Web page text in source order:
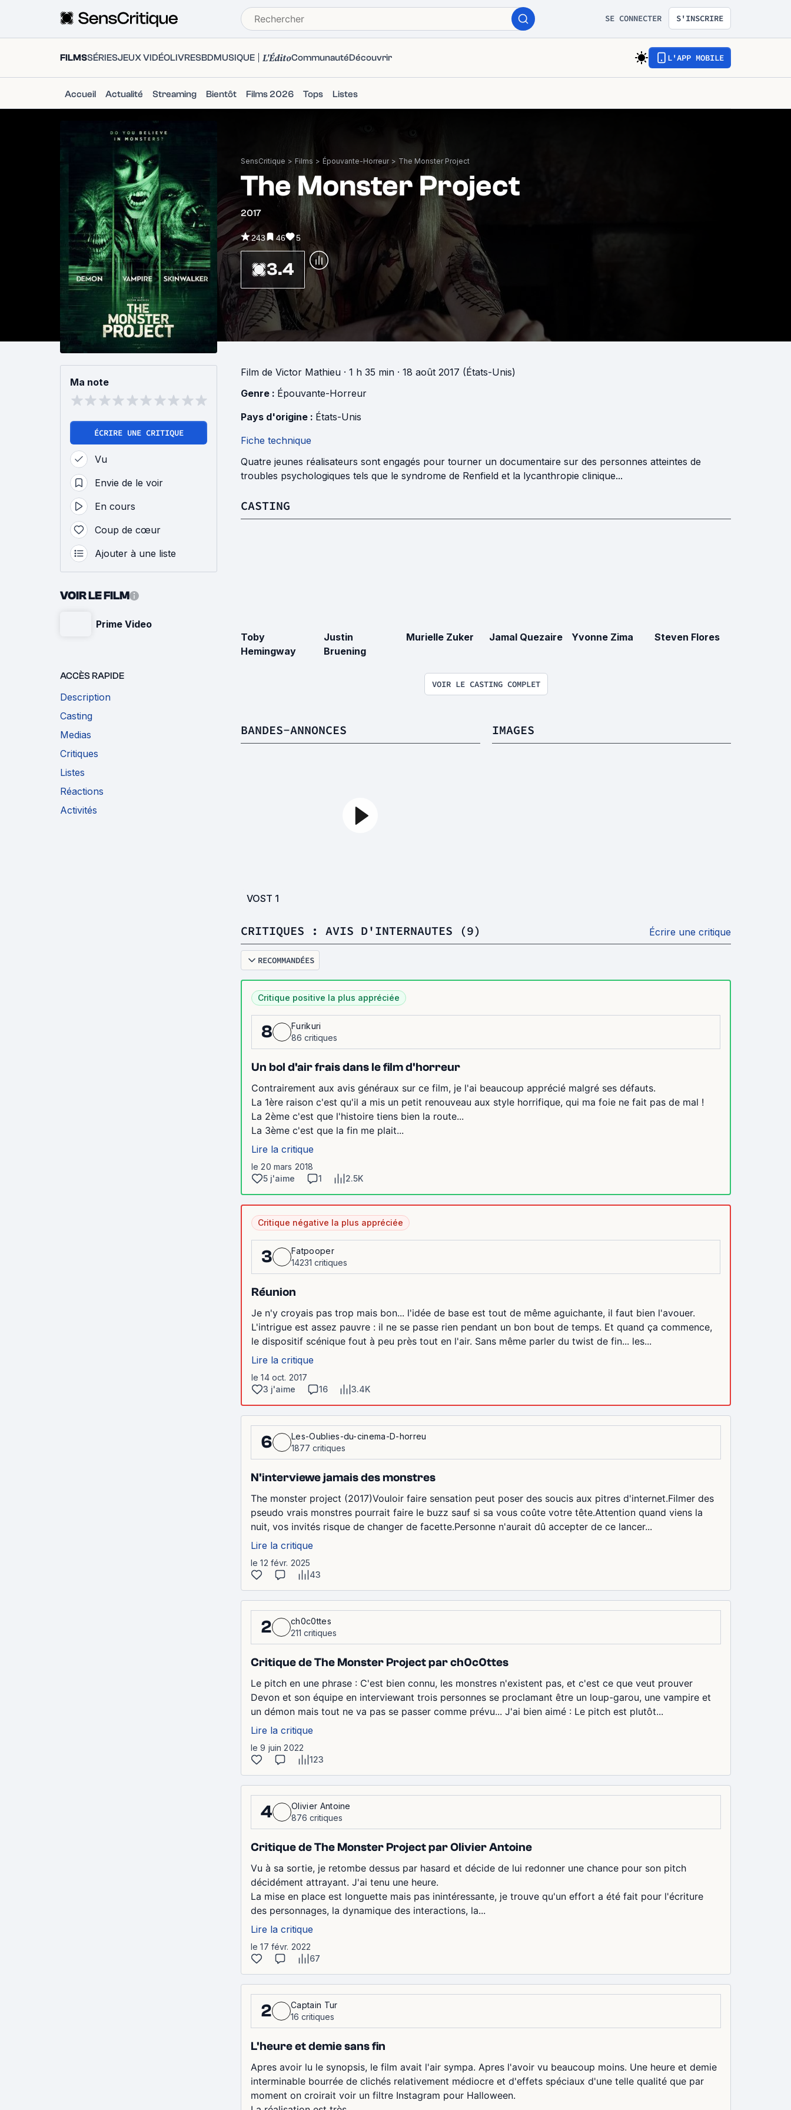
SE CONNECTER S'INSCRIRE
FILMSSÉRIESJEUX VIDÉOLIVRESBDMUSIQUE L'ÉditoCommunautéDécouvrir L'APP MOBILE
Accueil Actualité Streaming Bientôt Films 2026 Tops Listes
SensCritique > Films > Épouvante-Horreur > The Monster Project
The Monster Project
2017
243 46 5
3.4
Ma note
ÉCRIRE UNE CRITIQUE
Vu
Envie de le voir
En cours
Coup de cœur
Ajouter à une liste
VOIR LE FILM
Prime Video
ACCÈS RAPIDE
Description
Casting
Medias
Critiques
Listes
Réactions
Activités
Film de Victor Mathieu · 1 h 35 min · 18 août 2017 (États-Unis)
Genre : Épouvante-Horreur
Pays d'origine : États-Unis
Fiche technique
Quatre jeunes réalisateurs sont engagés pour tourner un documentaire sur des personnes atteintes de
troubles psychologiques tels que le syndrome de Renfield et la lycanthropie clinique...
CASTING
Toby
Hemingway
Justin
Bruening
Murielle Zuker Jamal Quezaire Yvonne Zima Steven Flores
VOIR LE CASTING COMPLET
BANDES-ANNONCES
VOST 1
IMAGES
CRITIQUES : AVIS D'INTERNAUTES (9) Écrire une critique
RECOMMANDÉES
Critique positive la plus appréciée
8
Furikuri
86 critiques
Un bol d'air frais dans le film d'horreur
Contrairement aux avis généraux sur ce film, je l'ai beaucoup apprécié malgré ses défauts.
La 1ère raison c'est qu'il a mis un petit renouveau aux style horrifique, qui ma foie ne fait pas de mal !
La 2ème c'est que l'histoire tiens bien la route...
La 3ème c'est que la fin me plait...
Lire la critique
le 20 mars 2018
5 j'aime
1 2.5K
Critique négative la plus appréciée
3
Fatpooper
14231 critiques
Réunion
Je n'y croyais pas trop mais bon... l'idée de base est tout de même aguichante, il faut bien l'avouer.
L'intrigue est assez pauvre : il ne se passe rien pendant un bon bout de temps. Et quand ça commence,
le dispositif scénique fout à peu près tout en l'air. Sans même parler du twist de fin... les...
Lire la critique
le 14 oct. 2017
3 j'aime
16 3.4K
6
Les-Oublies-du-cinema-D-horreu
1877 critiques
N'interviewe jamais des monstres
The monster project (2017)Vouloir faire sensation peut poser des soucis aux pitres d'internet.Filmer des
pseudo vrais monstres pourrait faire le buzz sauf si sa vous coûte votre tête.Attention quand viens la
nuit, vos invités risque de changer de facette.Personne n'aurait dû accepter de ce lancer...
Lire la critique
le 12 févr. 2025
43
2
ch0c0ttes
211 critiques
Critique de The Monster Project par ch0c0ttes
Le pitch en une phrase : C'est bien connu, les monstres n'existent pas, et c'est ce que veut prouver
Devon et son équipe en interviewant trois personnes se proclamant être un loup-garou, une vampire et
un démon mais tout ne va pas se passer comme prévu... J'ai bien aimé : Le pitch est plutôt...
Lire la critique
le 9 juin 2022
123
4
Olivier Antoine
876 critiques
Critique de The Monster Project par Olivier Antoine
Vu à sa sortie, je retombe dessus par hasard et décide de lui redonner une chance pour son pitch
décidément attrayant. J'ai tenu une heure.
La mise en place est longuette mais pas inintéressante, je trouve qu'un effort a été fait pour l'écriture
des personnages, la dynamique des interactions, la...
Lire la critique
le 17 févr. 2022
67
2
Captain Tur
16 critiques
L'heure et demie sans fin
Apres avoir lu le synopsis, le film avait l'air sympa. Apres l'avoir vu beaucoup moins. Une heure et demie
interminable bourrée de clichés relativement médiocre et d'effets spéciaux d'une telle qualité que par
moment on croirait voir un filtre Instagram pour Halloween.